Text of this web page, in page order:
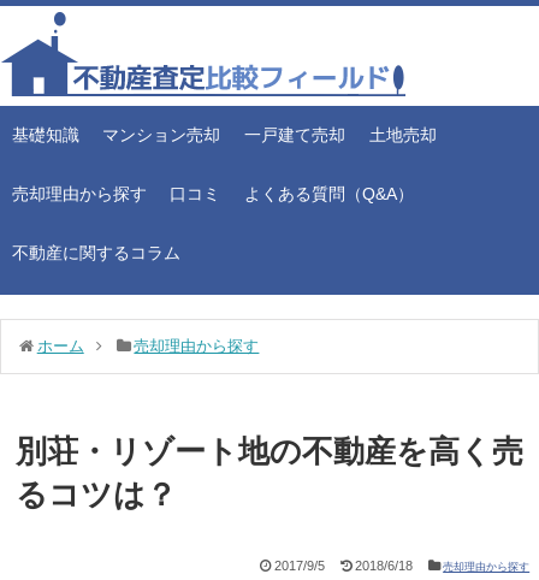
基礎知識 マンション売却 一戸建て売却 土地売却
売却理由から探す 口コミ よくある質問（Q&A）
不動産に関するコラム
ホーム 売却理由から探す
別荘・リゾート地の不動産を高く売
るコツは？
2017/9/5 2018/6/18 売却理由から探す